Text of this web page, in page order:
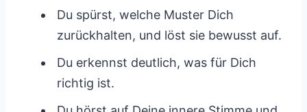
Du spürst, welche Muster Dich
zurückhalten, und löst sie bewusst auf.
Du erkennst deutlich, was für Dich
richtig ist.